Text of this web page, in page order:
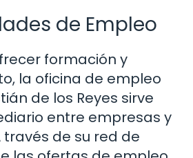
de Empleo
formación y
la oficina de empleo
de los Reyes sirve
entre empresas y
de su red de